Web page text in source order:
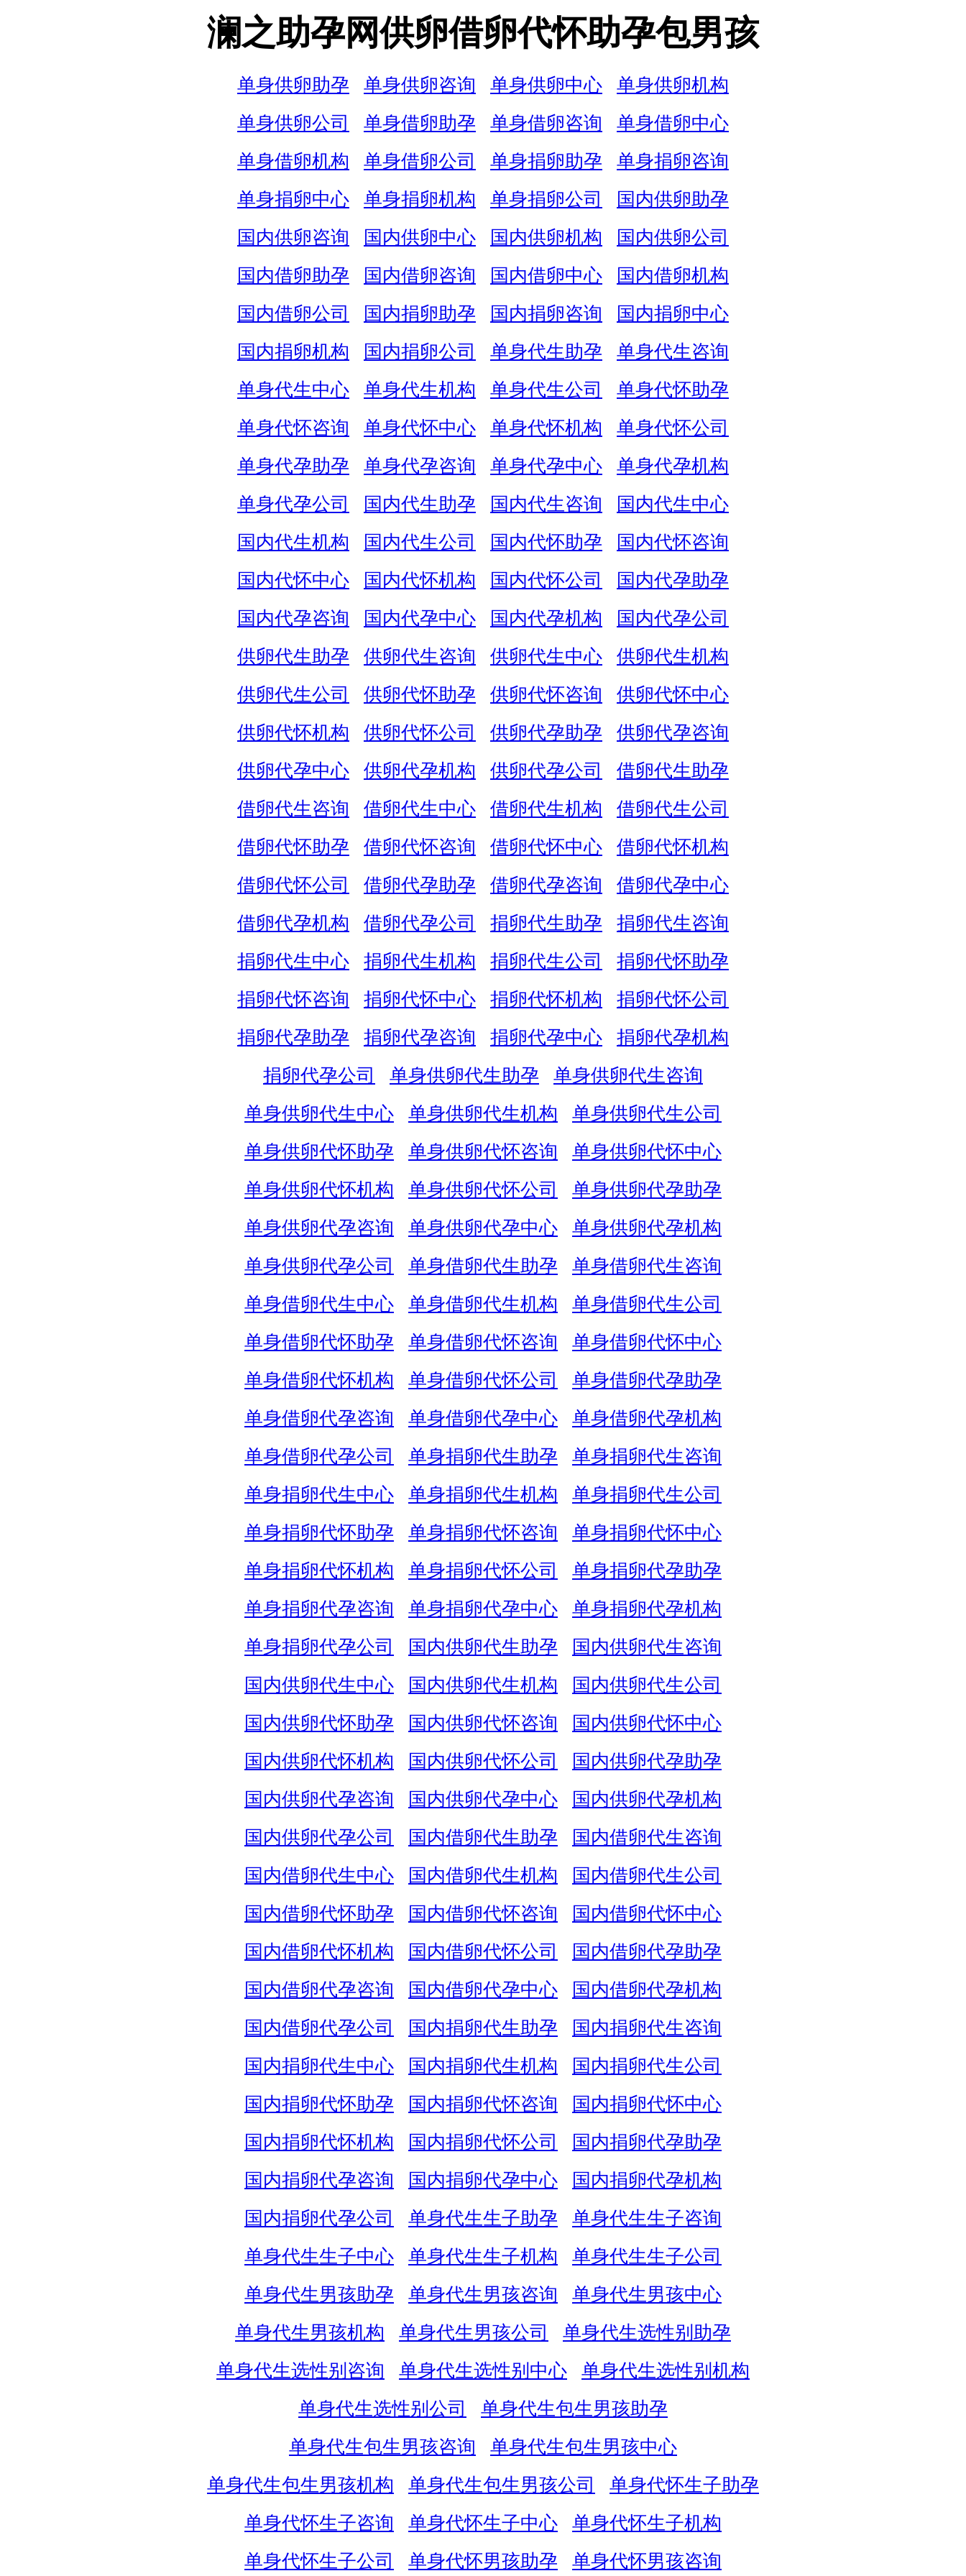
澜之助孕网供卵借卵代怀助孕包男孩
单身供卵助孕 单身供卵咨询 单身供卵中心
单身供卵机构
单身供卵公司
单身借卵助孕 单身借卵咨询
单身借卵中心
单身借卵机构
单身借卵公司 单身捐卵助孕
单身捐卵咨询
单身捐卵中心
单身捐卵机构 单身捐卵公司
国内供卵助孕
国内供卵咨询
国内供卵中心 国内供卵机构
国内供卵公司
国内借卵助孕
国内借卵咨询 国内借卵中心
国内借卵机构
国内借卵公司
国内捐卵助孕 国内捐卵咨询
国内捐卵中心
国内捐卵机构
国内捐卵公司 单身代生助孕
单身代生咨询
单身代生中心
单身代生机构 单身代生公司
单身代怀助孕
单身代怀咨询
单身代怀中心 单身代怀机构
单身代怀公司
单身代孕助孕
单身代孕咨询 单身代孕中心
单身代孕机构
单身代孕公司
国内代生助孕 国内代生咨询
国内代生中心
国内代生机构
国内代生公司 国内代怀助孕
国内代怀咨询
国内代怀中心
国内代怀机构 国内代怀公司
国内代孕助孕
国内代孕咨询
国内代孕中心 国内代孕机构
国内代孕公司
供卵代生助孕
供卵代生咨询 供卵代生中心
供卵代生机构
供卵代生公司
供卵代怀助孕 供卵代怀咨询
供卵代怀中心
供卵代怀机构
供卵代怀公司 供卵代孕助孕
供卵代孕咨询
供卵代孕中心
供卵代孕机构 供卵代孕公司
借卵代生助孕
借卵代生咨询
借卵代生中心 借卵代生机构
借卵代生公司
借卵代怀助孕
借卵代怀咨询 借卵代怀中心
借卵代怀机构
借卵代怀公司
借卵代孕助孕 借卵代孕咨询
借卵代孕中心
借卵代孕机构
借卵代孕公司 捐卵代生助孕
捐卵代生咨询
捐卵代生中心
捐卵代生机构 捐卵代生公司
捐卵代怀助孕
捐卵代怀咨询
捐卵代怀中心 捐卵代怀机构
捐卵代怀公司
捐卵代孕助孕
捐卵代孕咨询 捐卵代孕中心
捐卵代孕机构
捐卵代孕公司
单身供卵代生助孕
单身供卵代生咨询
单身供卵代生中心
单身供卵代生机构
单身供卵代生公司
单身供卵代怀助孕
单身供卵代怀咨询
单身供卵代怀中心
单身供卵代怀机构
单身供卵代怀公司
单身供卵代孕助孕
单身供卵代孕咨询
单身供卵代孕中心
单身供卵代孕机构
单身供卵代孕公司
单身借卵代生助孕
单身借卵代生咨询
单身借卵代生中心
单身借卵代生机构
单身借卵代生公司
单身借卵代怀助孕
单身借卵代怀咨询
单身借卵代怀中心
单身借卵代怀机构
单身借卵代怀公司
单身借卵代孕助孕
单身借卵代孕咨询
单身借卵代孕中心
单身借卵代孕机构
单身借卵代孕公司
单身捐卵代生助孕
单身捐卵代生咨询
单身捐卵代生中心
单身捐卵代生机构
单身捐卵代生公司
单身捐卵代怀助孕
单身捐卵代怀咨询
单身捐卵代怀中心
单身捐卵代怀机构
单身捐卵代怀公司
单身捐卵代孕助孕
单身捐卵代孕咨询
单身捐卵代孕中心
单身捐卵代孕机构
单身捐卵代孕公司
国内供卵代生助孕
国内供卵代生咨询
国内供卵代生中心
国内供卵代生机构
国内供卵代生公司
国内供卵代怀助孕
国内供卵代怀咨询
国内供卵代怀中心
国内供卵代怀机构
国内供卵代怀公司
国内供卵代孕助孕
国内供卵代孕咨询
国内供卵代孕中心
国内供卵代孕机构
国内供卵代孕公司
国内借卵代生助孕
国内借卵代生咨询
国内借卵代生中心
国内借卵代生机构
国内借卵代生公司
国内借卵代怀助孕
国内借卵代怀咨询
国内借卵代怀中心
国内借卵代怀机构
国内借卵代怀公司
国内借卵代孕助孕
国内借卵代孕咨询
国内借卵代孕中心
国内借卵代孕机构
国内借卵代孕公司
国内捐卵代生助孕
国内捐卵代生咨询
国内捐卵代生中心
国内捐卵代生机构
国内捐卵代生公司
国内捐卵代怀助孕
国内捐卵代怀咨询
国内捐卵代怀中心
国内捐卵代怀机构
国内捐卵代怀公司
国内捐卵代孕助孕
国内捐卵代孕咨询
国内捐卵代孕中心
国内捐卵代孕机构
国内捐卵代孕公司
单身代生生子助孕
单身代生生子咨询
单身代生生子中心
单身代生生子机构
单身代生生子公司
单身代生男孩助孕
单身代生男孩咨询
单身代生男孩中心
单身代生男孩机构
单身代生男孩公司
单身代生选性别助孕
单身代生选性别咨询
单身代生选性别中心
单身代生选性别机构
单身代生选性别公司
单身代生包生男孩助孕
单身代生包生男孩咨询
单身代生包生男孩中心
单身代生包生男孩机构
单身代生包生男孩公司
单身代怀生子助孕
单身代怀生子咨询
单身代怀生子中心
单身代怀生子机构
单身代怀生子公司
单身代怀男孩助孕 单身代怀男孩咨询